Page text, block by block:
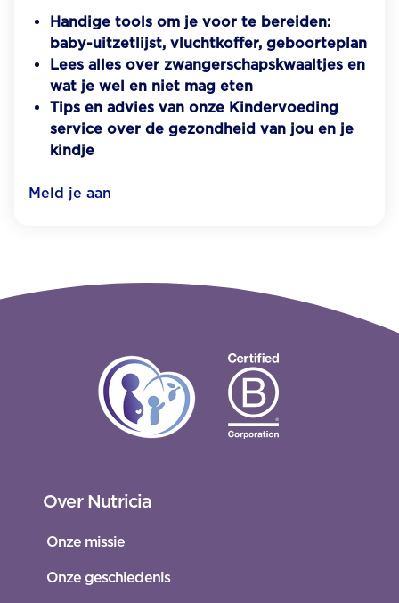
Handige tools om je voor te bereiden:
baby-uitzetlijst, vluchtkoffer, geboorteplan
Lees alles over zwangerschapskwaaltjes en
wat je wel en niet mag eten
Tips en advies van onze Kindervoeding
service over de gezondheid van jou en je
kindje
Meld je aan
Over Nutricia
Onze missie
Onze geschiedenis